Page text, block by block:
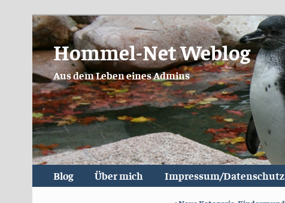
Hommel-Net Weblog
Aus dem Leben eines Admins
Blog Über mich Impressum/Datenschutz